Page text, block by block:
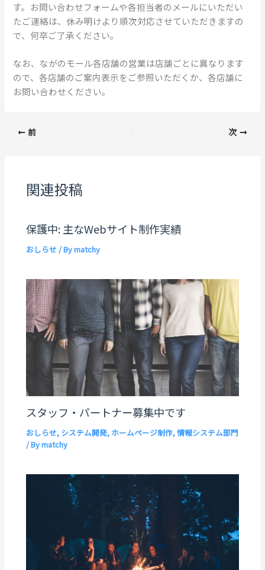
す。お問い合わせフォームや各担当者のメールにいただい
たご連絡は、休み明けより順次対応させていただきますの
で、何卒ご了承ください。
なお、ながのモール各店舗の営業は店舗ごとに異なります
ので、各店舗のご案内表示をご参照いただくか、各店舗に
お問い合わせください。
前 次
関連投稿
保護中: 主なWebサイト制作実績
おしらせ / Bymatchy
スタッフ・パートナー募集中です
おしらせ, システム開発, ホームページ制作,情報システム部門
/ Bymatchy